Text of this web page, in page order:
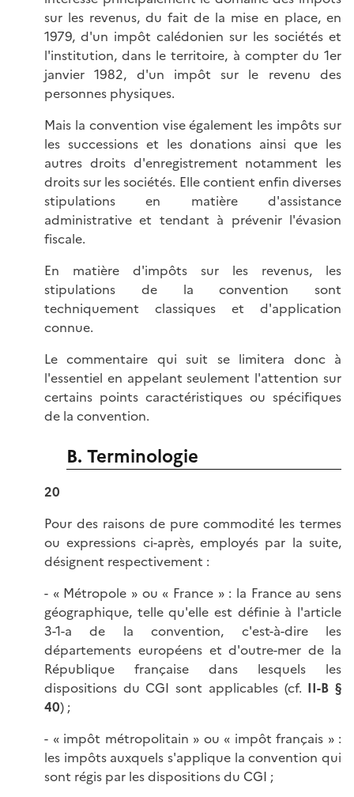
sur les revenus, du fait de la mise en place, en
1979, d'un impôt calédonien sur les sociétés et
l'institution, dans le territoire, à compter du 1er
janvier 1982, d'un impôt sur le revenu des
personnes physiques.
Mais la convention vise également les impôts sur
les successions et les donations ainsi que les
autres droits d'enregistrement notamment les
droits sur les sociétés. Elle contient enfin diverses
stipulations en matière d'assistance
administrative et tendant à prévenir l'évasion
fiscale.
En matière d'impôts sur les revenus, les
stipulations de la convention sont
techniquement classiques et d'application
connue.
Le commentaire qui suit se limitera donc à
l'essentiel en appelant seulement l'attention sur
certains points caractéristiques ou spécifiques
de la convention.
B. Terminologie
20
Pour des raisons de pure commodité les termes
ou expressions ci-après, employés par la suite,
désignent respectivement :
- « Métropole » ou « France » : la France au sens
géographique, telle qu'elle est définie à l'article
3-1-a de la convention, c'est-à-dire les
départements européens et d'outre-mer de la
République française dans lesquels les
dispositions du CGI sont applicables (cf. II-B §
40) ;
- « impôt métropolitain » ou « impôt français » :
les impôts auxquels s'applique la convention qui
sont régis par les dispositions du CGI ;